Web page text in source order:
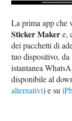
La prima app che
Sticker Makere,
dei pacchetti di
tuo dispositivo, da
istantanea
disponibile al
alternativi) e su